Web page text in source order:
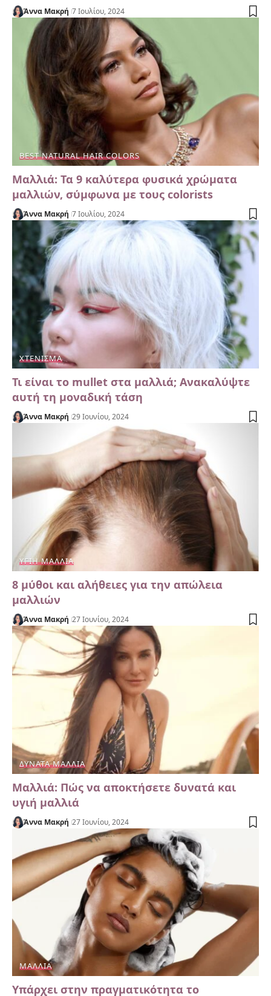
Άννα Μακρή 7 Ιουλίου, 2024
BEST NATURAL HAIR COLORS
Μαλλιά: Τα 9 καλύτερα φυσικά χρώματα
μαλλιών, σύμφωνα με τους colorists
Άννα Μακρή 7 Ιουλίου, 2024
ΧΤΈΝΙΣΜΑ
Τι είναι το mullet στα μαλλιά; Ανακαλύψτε
αυτή τη μοναδική τάση
Άννα Μακρή 29 Ιουνίου, 2024
ΥΓΙΉ ΜΑΛΛΙΆ
8 μύθοι και αλήθειες για την απώλεια
μαλλιών
Άννα Μακρή 27 Ιουνίου, 2024
ΔΥΝΑΤΆ ΜΑΛΛΙΆ
Μαλλιά: Πώς να αποκτήσετε δυνατά και
υγιή μαλλιά
Άννα Μακρή 27 Ιουνίου, 2024
ΜΑΛΛΙΆ
Υπάρχει στην πραγματικότητα το